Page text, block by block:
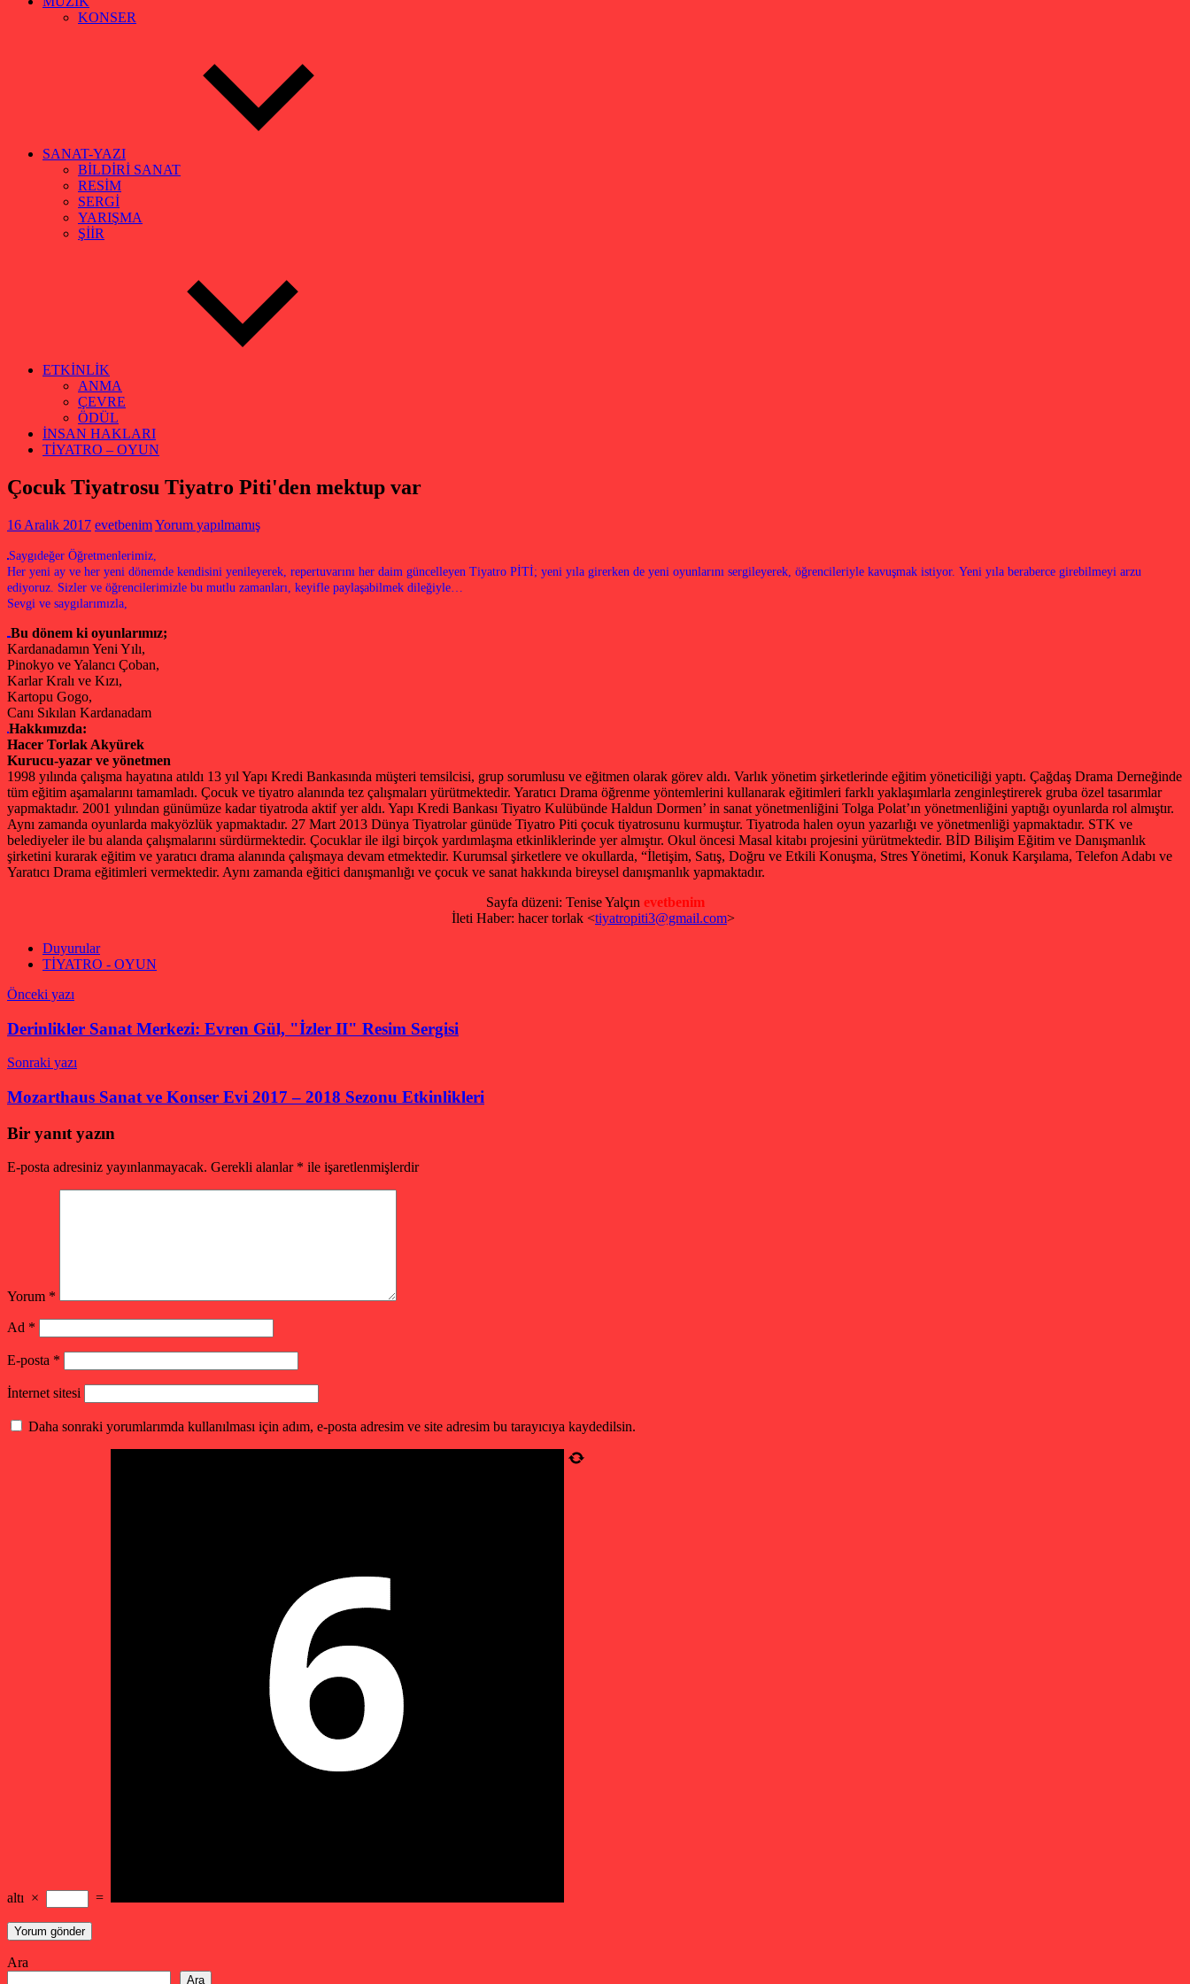
KONSER
SANAT-YAZI
BİLDİRİ SANAT
RESİM
SERGİ
YARIŞMA
ŞİİR
ETKİNLİK
ANMA
ÇEVRE
ÖDÜL
İNSAN HAKLARI
TİYATRO – OYUN
Çocuk Tiyatrosu Tiyatro Piti'den mektup var
16 Aralık 2017 evetbenimYorum yapılmamış
Saygıdeğer Öğretmenlerimiz,
Her yeni ay ve her yeni dönemde kendisini yenileyerek, repertuvarını her daim güncelleyen Tiyatro PİTİ; yeni yıla girerken de yeni oyunlarını sergileyerek, öğrencileriyle kavuşmak istiyor. Yeni yıla beraberce girebilmeyi arzu
ediyoruz. Sizler ve öğrencilerimizle bu mutlu zamanları, keyifle paylaşabilmek dileğiyle…
Sevgi ve saygılarımızla,
Bu dönem ki oyunlarımız;
Kardanadamın Yeni Yılı,
Pinokyo ve Yalancı Çoban,
Karlar Kralı ve Kızı,
Kartopu Gogo,
Canı Sıkılan Kardanadam
Hakkımızda:
Hacer Torlak Akyürek
Kurucu-yazar ve yönetmen
1998 yılında çalışma hayatına atıldı 13 yıl Yapı Kredi Bankasında müşteri temsilcisi, grup sorumlusu ve eğitmen olarak görev aldı. Varlık yönetim şirketlerinde eğitim yöneticiliği yaptı. Çağdaş Drama Derneğinde
tüm eğitim aşamalarını tamamladı. Çocuk ve tiyatro alanında tez çalışmaları yürütmektedir. Yaratıcı Drama öğrenme yöntemlerini kullanarak eğitimleri farklı yaklaşımlarla zenginleştirerek gruba özel tasarımlar
yapmaktadır. 2001 yılından günümüze kadar tiyatroda aktif yer aldı. Yapı Kredi Bankası Tiyatro Kulübünde Haldun Dormen’ in sanat yönetmenliğini Tolga Polat’ın yönetmenliğini yaptığı oyunlarda rol almıştır.
Aynı zamanda oyunlarda makyözlük yapmaktadır. 27 Mart 2013 Dünya Tiyatrolar günüde Tiyatro Piti çocuk tiyatrosunu kurmuştur. Tiyatroda halen oyun yazarlığı ve yönetmenliği yapmaktadır. STK ve
belediyeler ile bu alanda çalışmalarını sürdürmektedir. Çocuklar ile ilgi birçok yardımlaşma etkinliklerinde yer almıştır. Okul öncesi Masal kitabı projesini yürütmektedir. BİD Bilişim Eğitim ve Danışmanlık
şirketini kurarak eğitim ve yaratıcı drama alanında çalışmaya devam etmektedir. Kurumsal şirketlere ve okullarda, “İletişim, Satış, Doğru ve Etkili Konuşma, Stres Yönetimi, Konuk Karşılama, Telefon Adabı ve
Yaratıcı Drama eğitimleri vermektedir. Aynı zamanda eğitici danışmanlığı ve çocuk ve sanat hakkında bireysel danışmanlık yapmaktadır.
Sayfa düzeni: Tenise Yalçın evetbenim
İleti Haber: hacer torlak <tiyatropiti3@gmail.com>
Duyurular
TİYATRO - OYUN
Yazı
gezinmesi
Önceki yazı
Derinlikler Sanat Merkezi: Evren Gül, "İzler II" Resim Sergisi
Sonraki yazı
Mozarthaus Sanat ve Konser Evi 2017 – 2018 Sezonu Etkinlikleri
Bir yanıt yazın
E-posta adresiniz yayınlanmayacak. Gerekli alanlar * ile işaretlenmişlerdir
Yorum *
Ad *
E-posta *
İnternet sitesi
Daha sonraki yorumlarımda kullanılması için adım, e-posta adresim ve site adresim bu tarayıcıya kaydedilsin.
altı × =
Ara
Ara